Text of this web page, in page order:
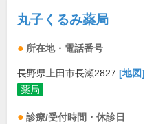
丸子くるみ薬局
所在地・電話番号
長野県上田市長瀬2827 [地図]
薬局
診療/受付時間・休診日